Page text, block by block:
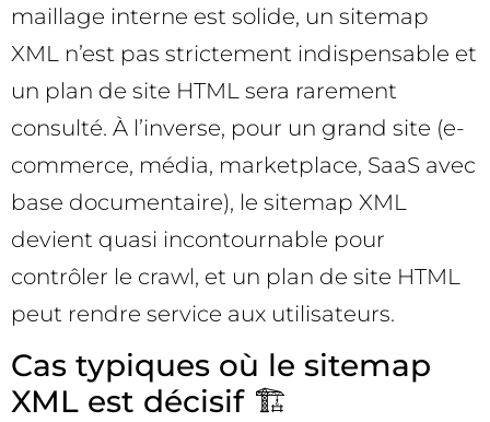
maillage interne est solide, un sitemap
XML n’est pas strictement indispensable et
un plan de site HTML sera rarement
consulté. À l’inverse, pour un grand site (e-
commerce, média, marketplace, SaaS avec
base documentaire), le sitemap XML
devient quasi incontournable pour
contrôler le crawl, et un plan de site HTML
peut rendre service aux utilisateurs.
Cas typiques où le sitemap
XML est décisif 🏗️